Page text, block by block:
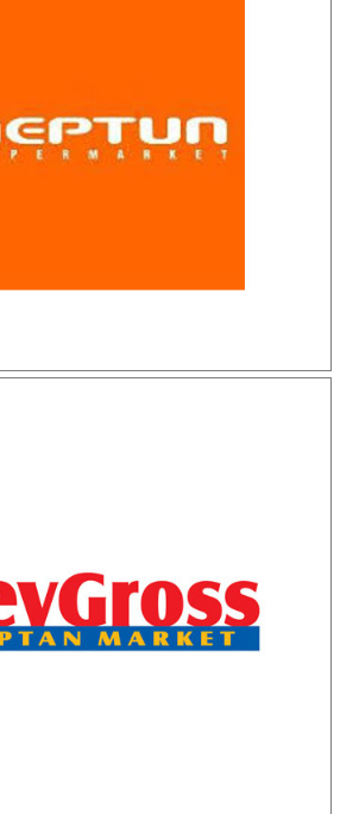
Supermarket
Toptan Market